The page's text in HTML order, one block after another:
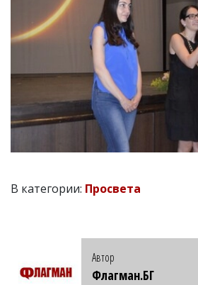
В категории: Просвета
Автор
Флагман.БГ